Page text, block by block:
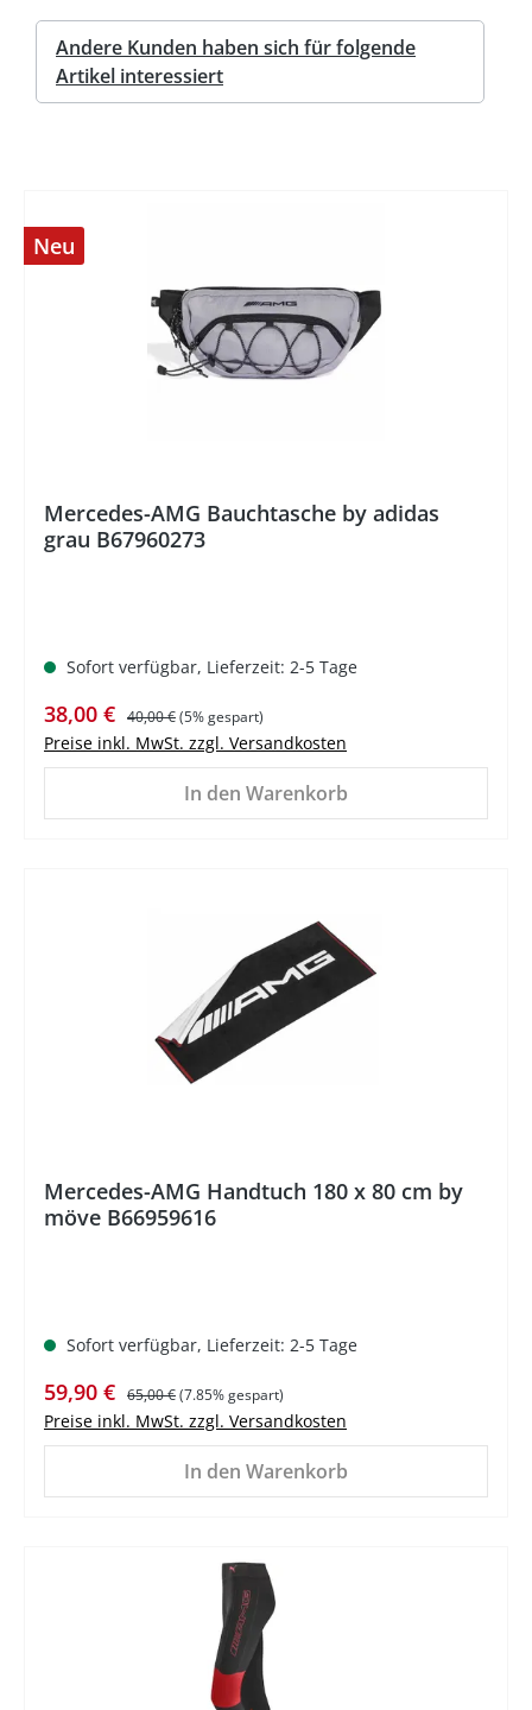
Andere Kunden haben sich für folgende
Artikel interessiert
Neu
Mercedes-AMG Bauchtasche by adidas
grau B67960273
Sofort verfügbar, Lieferzeit: 2-5 Tage
Verkaufspreis:
38,00 € Regulärer Preis:
40,00 €(5% gespart)
Preise inkl. MwSt. zzgl. Versandkosten
In den Warenkorb
Mercedes-AMG Handtuch 180 x 80 cm by
möve B66959616
Sofort verfügbar, Lieferzeit: 2-5 Tage
Verkaufspreis:
59,90 € Regulärer Preis:
65,00 €(7.85% gespart)
Preise inkl. MwSt. zzgl. Versandkosten
In den Warenkorb